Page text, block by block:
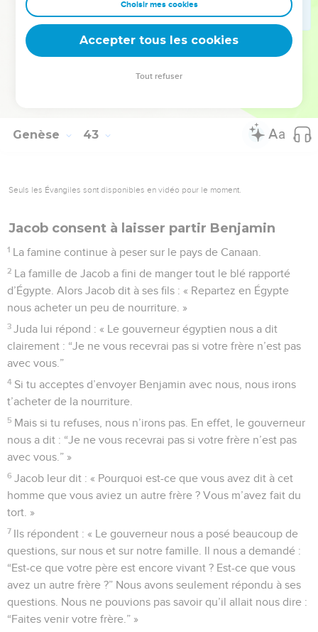
Son frère est mort, je n’ai plus que lui. Je suis très vieux. Si
un malheur lui arrive pendant votre voyage, je mourrai de
chagrin par votre faute. »
© Société biblique française – Bibli’O, 2000, avec autorisation. Pour vous procurer
Genèse 43
Seuls les Évangiles sont disponibles en vidéo pour le moment.
Jacob consent à laisser partir Benjamin
1 La famine continue à peser sur le pays de Canaan.
2 La famille de Jacob a fini de manger tout le blé rapporté
d’Égypte. Alors Jacob dit à ses fils : « Repartez en Égypte
nous acheter un peu de nourriture. »
3 Juda lui répond : « Le gouverneur égyptien nous a dit
clairement : “Je ne vous recevrai pas si votre frère n’est pas
avec vous.”
4 Si tu acceptes d’envoyer Benjamin avec nous, nous irons
t’acheter de la nourriture.
5 Mais si tu refuses, nous n’irons pas. En effet, le gouverneur
nous a dit : “Je ne vous recevrai pas si votre frère n’est pas
avec vous.” »
6 Jacob leur dit : « Pourquoi est-ce que vous avez dit à cet
homme que vous aviez un autre frère ? Vous m’avez fait du
tort. »
7 Ils répondent : « Le gouverneur nous a posé beaucoup de
questions, sur nous et sur notre famille. Il nous a demandé :
“Est-ce que votre père est encore vivant ? Est-ce que vous
avez un autre frère ?” Nous avons seulement répondu à ses
questions. Nous ne pouvions pas savoir qu’il allait nous dire :
“Faites venir votre frère.” »
Choisir mes cookies
Accepter tous les cookies
Tout refuser